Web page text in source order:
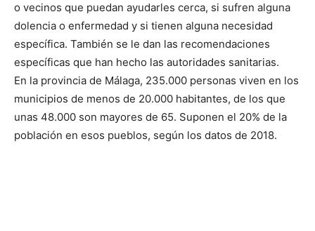
o vecinos que puedan ayudarles cerca, si sufren alguna
dolencia o enfermedad y si tienen alguna necesidad
específica. También se le dan las recomendaciones
específicas que han hecho las autoridades sanitarias.
En la provincia de Málaga, 235.000 personas viven en los
municipios de menos de 20.000 habitantes, de los que
unas 48.000 son mayores de 65. Suponen el 20% de la
población en esos pueblos, según los datos de 2018.